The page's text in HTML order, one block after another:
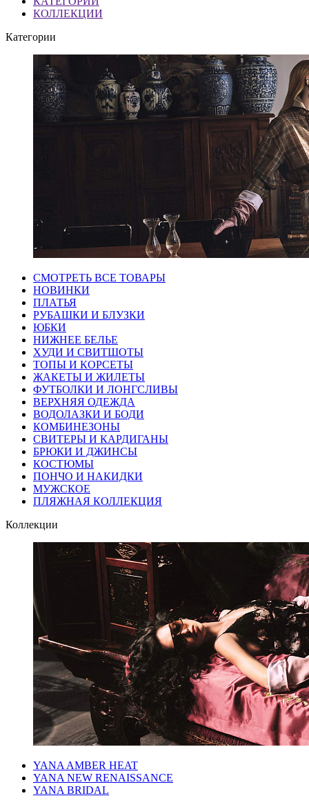
КОЛЛЕКЦИИ
Категории
СМОТРЕТЬ ВСЕ ТОВАРЫ
НОВИНКИ
ПЛАТЬЯ
РУБАШКИ И БЛУЗКИ
ЮБКИ
НИЖНЕЕ БЕЛЬЕ
ХУДИ И СВИТШОТЫ
ТОПЫ И КОРСЕТЫ
ЖАКЕТЫ И ЖИЛЕТЫ
ФУТБОЛКИ И ЛОНГСЛИВЫ
ВЕРХНЯЯ ОДЕЖДА
ВОДОЛАЗКИ И БОДИ
КОМБИНЕЗОНЫ
СВИТЕРЫ И КАРДИГАНЫ
БРЮКИ И ДЖИНСЫ
КОСТЮМЫ
ПОНЧО И НАКИДКИ
МУЖСКОЕ
ПЛЯЖНАЯ КОЛЛЕКЦИЯ
Коллекции
YANA AMBER HEAT
YANA NEW RENAISSANCE
YANA BRIDAL